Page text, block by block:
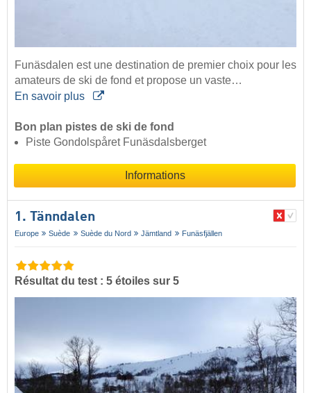
Funäsdalen est une destination de premier choix pour les
amateurs de ski de fond et propose un vaste…
En savoir plus
Bon plan pistes de ski de fond
Piste Gondolspåret Funäsdalsberget
Informations
1. Tänndalen
Europe Suède Suède du Nord Jämtland Funäsfjällen
Résultat du test : 5 étoiles sur 5